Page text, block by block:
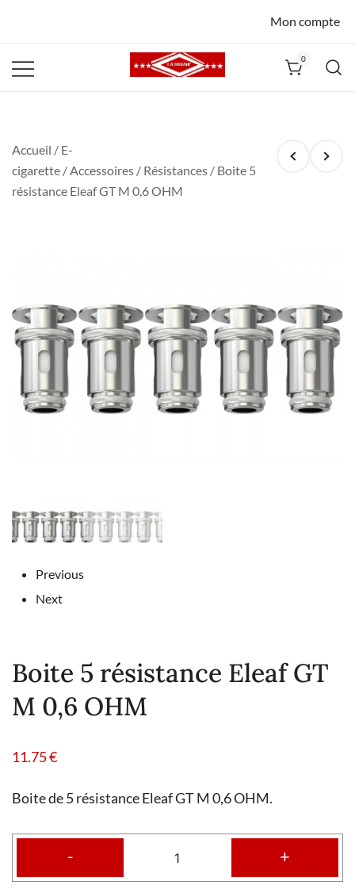
Mon compte
0
Accueil / E-
cigarette /Accessoires / Résistances / Boite 5
résistance Eleaf GT M 0,6 OHM
Previous
Next
Boite 5 résistance Eleaf GT
M 0,6 OHM
11.75€
Boite de 5 résistance Eleaf GT M 0,6 OHM.
- +